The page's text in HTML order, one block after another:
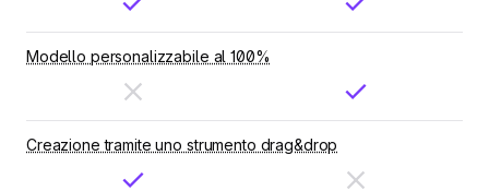
Modello personalizzabile al 100%
Creazione tramite uno strumento drag&drop